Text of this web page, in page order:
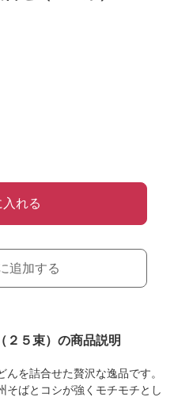
入れる
追加する
２５束）の商品説明
を詰合せた贅沢な逸品です。
そばとコシが強くモチモチとし